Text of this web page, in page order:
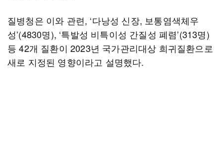
질병청은 이와 관련, ‘다낭성 신장, 보통염색체우
성’(4830명), ‘특발성 비특이성 간질성 폐렴’(313명)
등 42개 질환이 2023년 국가관리대상 희귀질환으로
새로 지정된 영향이라고 설명했다.